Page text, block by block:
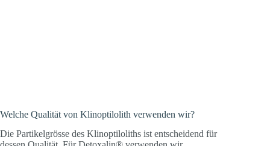
Welche Qualität von Klinoptilolith verwenden wir?
Die Partikelgrösse des Klinoptiloliths ist entscheidend für